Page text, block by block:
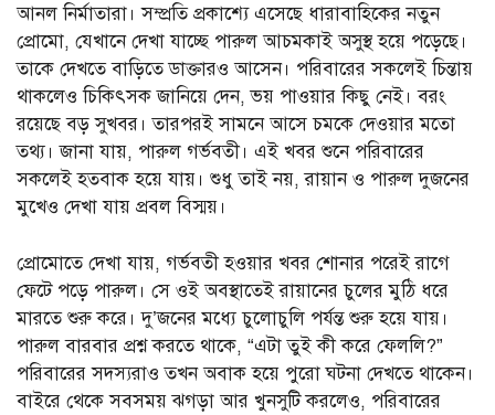
আনল নির্মাতারা। সম্প্রতি প্রকাশ্যে এসেছে ধারাবাহিকের নতুন
প্রোমো, যেখানে দেখা যাচ্ছে পারুল আচমকাই অসুস্থ হয়ে পড়েছে।
তাকে দেখতে বাড়িতে ডাক্তারও আসেন। পরিবারের সকলেই চিন্তায়
থাকলেও চিকিৎসক জানিয়ে দেন, ভয় পাওয়ার কিছু নেই। বরং
রয়েছে বড় সুখবর। তারপরই সামনে আসে চমকে দেওয়ার মতো
তথ্য। জানা যায়, পারুল গর্ভবতী। এই খবর শুনে পরিবারের
সকলেই হতবাক হয়ে যায়। শুধু তাই নয়, রায়ান ও পারুল দুজনের
মুখেও দেখা যায় প্রবল বিস্ময়।
প্রোমোতে দেখা যায়, গর্ভবতী হওয়ার খবর শোনার পরেই রাগে
ফেটে পড়ে পারুল। সে ওই অবস্থাতেই রায়ানের চুলের মুঠি ধরে
মারতে শুরু করে। দু’জনের মধ্যে চুলোচুলি পর্যন্ত শুরু হয়ে যায়।
পারুল বারবার প্রশ্ন করতে থাকে, “এটা তুই কী করে ফেললি?”
পরিবারের সদস্যরাও তখন অবাক হয়ে পুরো ঘটনা দেখতে থাকেন।
বাইরে থেকে সবসময় ঝগড়া আর খুনসুটি করলেও, পরিবারের